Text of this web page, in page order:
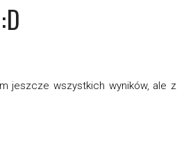
jeszcze wszystkich wyników, ale z